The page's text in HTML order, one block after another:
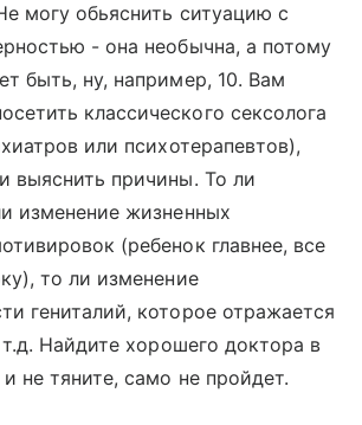
могу обьяснить ситуацию с
- она необычна, а потому
быть, ну, например, 10. Вам
классического сексолога
или психотерапевтов),
выяснить причины. То ли
изменение жизненных
(ребенок главнее, все
то ли изменение
гениталий, которое отражается
Найдите хорошего доктора в
не тяните, само не пройдет.